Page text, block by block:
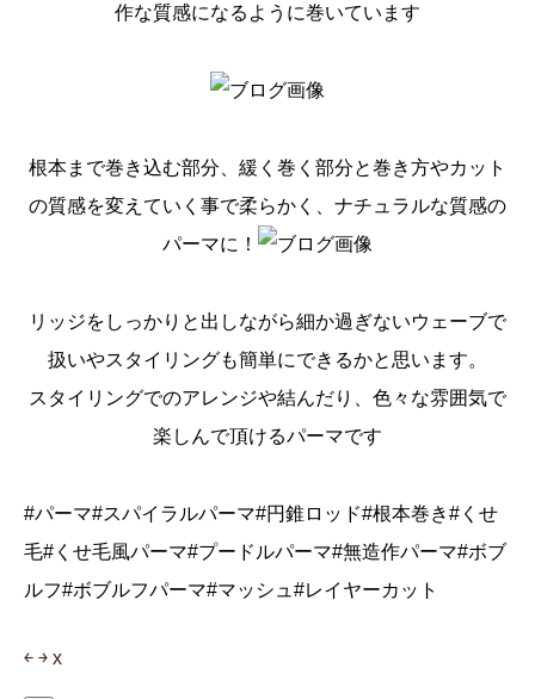
作な質感になるように巻いています
根本まで巻き込む部分、緩く巻く部分と巻き方やカット
の質感を変えていく事で柔らかく、ナチュラルな質感の
パーマに！
リッジをしっかりと出しながら細か過ぎないウェーブで
扱いやスタイリングも簡単にできるかと思います。
スタイリングでのアレンジや結んだり、色々な雰囲気で
楽しんで頂けるパーマです
#パーマ#スパイラルパーマ#円錐ロッド#根本巻き#くせ
毛#くせ毛風パーマ#プードルパーマ#無造作パーマ#ボブ
ルフ#ボブルフパーマ#マッシュ#レイヤーカット
￩ ￫ x